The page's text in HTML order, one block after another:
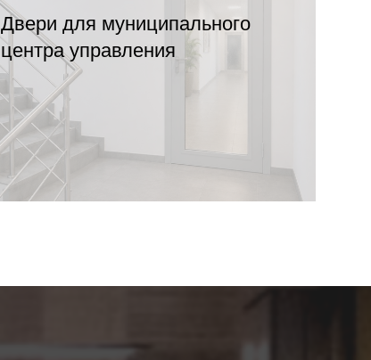
Двери для муниципального
центра управления